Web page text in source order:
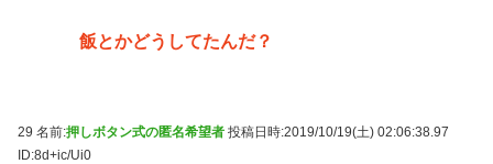
飯とかどうしてたんだ？
29 名前:押しボタン式の匿名希望者 投稿日時:2019/10/19(土) 02:06:38.97
ID:8d+ic/Ui0